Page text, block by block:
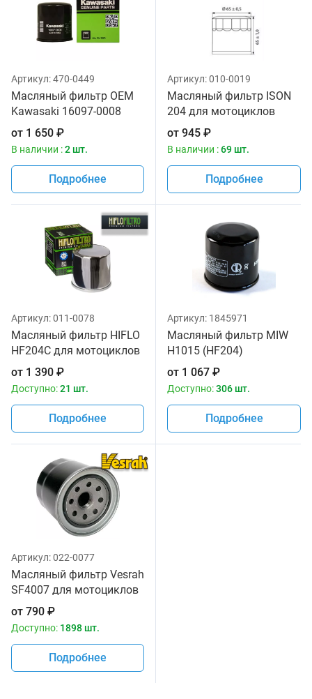
Артикул:470-0449
Масляный фильтр OEM
Kawasaki 16097-0008
от 1 650 ₽
В наличии :2 шт.
Подробнее
Артикул:010-0019
Масляный фильтр ISON
204 для мотоциклов
от 945 ₽
В наличии :69 шт.
Подробнее
Артикул:011-0078
Масляный фильтр HIFLO
HF204C для мотоциклов
от 1 390 ₽
Доступно:21 шт.
Подробнее
Артикул: 1845971
Масляный фильтр MIW
H1015 (HF204)
от 1 067 ₽
Доступно:306 шт.
Подробнее
Артикул:022-0077
Масляный фильтр Vesrah
SF4007 для мотоциклов
от 790 ₽
Доступно: 1898 шт.
Подробнее